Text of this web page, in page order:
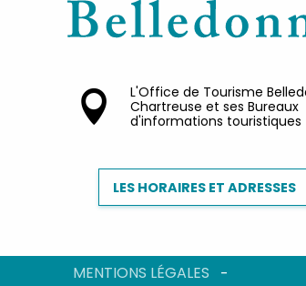
L'Office de Tourisme
Chartreuse et ses Bureaux
d'informations touristiques
LES HORAIRES ET ADRESSES
MENTIONS LÉGALES